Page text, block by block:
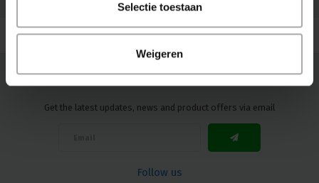
Selectie toestaan
Weigeren
© Copyright 2026 Megalight sa/nv - Theme by
Get the latest updates, news and product offers via email
Follow us